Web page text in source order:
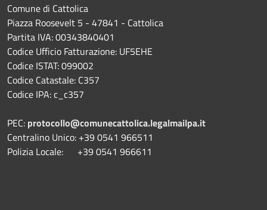
Comune di Cattolica
Piazza Roosevelt 5 - 47841 - Cattolica
Partita IVA: 00343840401
Codice Ufficio Fatturazione: UF5EHE
Codice ISTAT: 099002
Codice Catastale: C357
Codice IPA: c_c357
PEC: protocollo@comunecattolica.legalmailpa.it
Centralino Unico: +39 0541 966511
Polizia Locale: +39 0541 966611